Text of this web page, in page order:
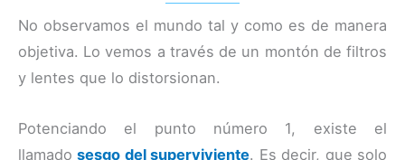
No observamos el mundo tal y como es de manera
objetiva. Lo vemos a través de un montón de filtros
y lentes que lo distorsionan.
Potenciando el punto número 1, existe el
llamadosesgo del superviviente. Es decir, que solo